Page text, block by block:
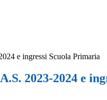
e ingressi Scuola Primaria
2023-2024 e